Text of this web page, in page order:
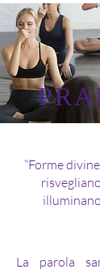
“Forme
La parola